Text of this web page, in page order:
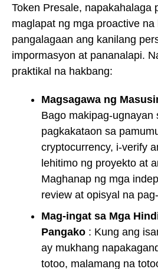
Token Presale, napakahalaga
maglapat ng mga proactive na
pangalagaan ang kanilang
impormasyon at pananalapi.
praktikal na hakbang:
Magsagawa ng
Bago makipag-ugnayan
pagkakataon sa
cryptocurrency, i-verify
lehitimo ng proyekto at
Maghanap ng mga
review at opisyal na
Mag-ingat sa Mga
Pangako : Kung ang
ay mukhang
totoo, malamang na